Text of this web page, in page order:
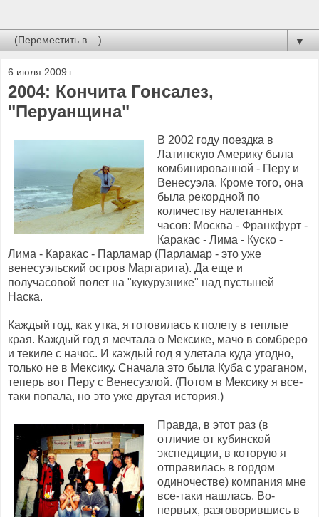
▼
6 июля 2009 г.
2004: Кончита Гонсалез,
"Перуанщина"
В 2002 году поездка в
Латинскую Америку была
комбинированной - Перу и
Венесуэла. Кроме того, она
была рекордной по
количеству налетанных
часов: Москва - Франкфурт -
Каракас - Лима - Куско -
Лима - Каракас - Парламар (Парламар - это уже
венесуэльский остров Маргарита). Да еще и
получасовой полет на "кукурузнике" над пустыней
Наска.
Каждый год, как утка, я готовилась к полету в теплые
края. Каждый год я мечтала о Мексике, мачо в сомбреро
и текиле с начос. И каждый год я улетала куда угодно,
только не в Мексику. Сначала это была Куба с ураганом,
теперь вот Перу с Венесуэлой. (Потом в Мексику я все-
таки попала, но это уже другая история.)
Правда, в этот раз (в
отличие от кубинской
экспедиции, в которую я
отправилась в гордом
одиночестве) компания мне
все-таки нашлась. Во-
первых, разговорившись в